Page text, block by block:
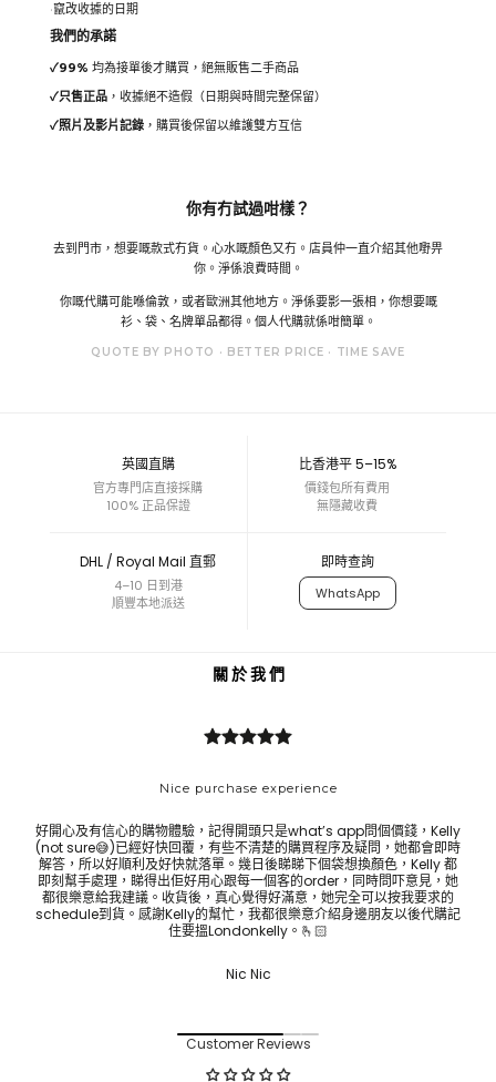
竄改收據的日期
我們的承諾
✓99% 均為接單後才購買，絕無販售二手商品
✓只售正品，收據絕不造假（日期與時間完整保留）
✓照片及影片記錄，購買後保留以維護雙方互信
你有冇試過咁樣？
去到門市，想要嘅款式冇貨。心水嘅顏色又冇。店員仲一直介紹其他嘢畀
你。淨係浪費時間。
你嘅代購可能喺倫敦，或者歐洲其他地方。淨係要影一張相，你想要嘅
衫、袋、名牌單品都得。個人代購就係咁簡單。
QUOTE BY PHOTO · BETTER PRICE · TIME SAVE
英國直購
官方專門店直接採購
100% 正品保證
比香港平 5–15%
價錢包所有費用
無隱藏收費
DHL / Royal Mail 直郵
4–10 日到港
順豐本地派送
即時查詢
WhatsApp
關 於 我 們
Nice purchase experience
好開心及有信心的購物體驗，記得開頭只是what’s app問個價錢，Kelly
(not sure😅)已經好快回覆，有些不清楚的購買程序及疑問，她都會即時
解答，所以好順利及好快就落單。幾日後睇睇下個袋想換顏色，Kelly 都
即刻幫手處理，睇得出佢好用心跟每一個客的order，同時問吓意見，她
都很樂意給我建議。收貨後，真心覺得好滿意，她完全可以按我要求的
schedule到貨。感謝Kelly的幫忙，我都很樂意介紹身邊朋友以後代購記
住要搵Londonkelly。🫰🏻
Nic Nic
Customer Reviews